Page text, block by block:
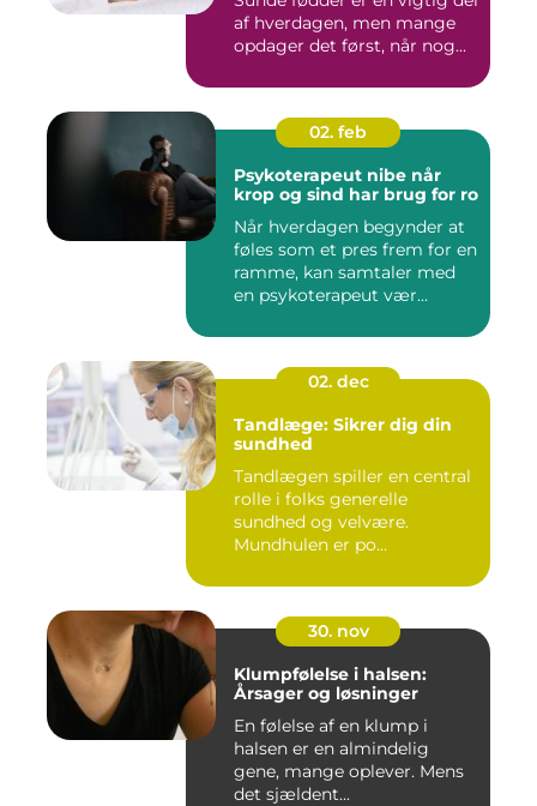
af hverdagen, men mange
opdager det først, når nog...
02. feb
Psykoterapeut nibe når
krop og sind har brug for ro
Når hverdagen begynder at
føles som et pres frem for en
ramme, kan samtaler med
en psykoterapeut vær...
02. dec
Tandlæge: Sikrer dig din
sundhed
Tandlægen spiller en central
rolle i folks generelle
sundhed og velvære.
Mundhulen er po...
30. nov
Klumpfølelse i halsen:
Årsager og løsninger
En følelse af en klump i
halsen er en almindelig
gene, mange oplever. Mens
det sjældent...